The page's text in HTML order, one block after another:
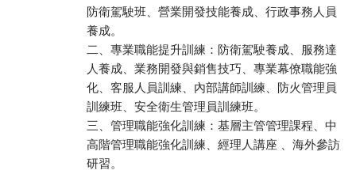
防衛駕駛班、營業開發技能養成、行政事務人員
養成。
二、專業職能提升訓練：防衛駕駛養成、服務達
人養成、業務開發與銷售技巧、專業幕僚職能強
化、客服人員訓練、內部講師訓練、防火管理員
訓練班、安全衛生管理員訓練班。
三、管理職能強化訓練：基層主管管理課程、中
高階管理職能強化訓練、經理人講座 、海外參訪
研習。